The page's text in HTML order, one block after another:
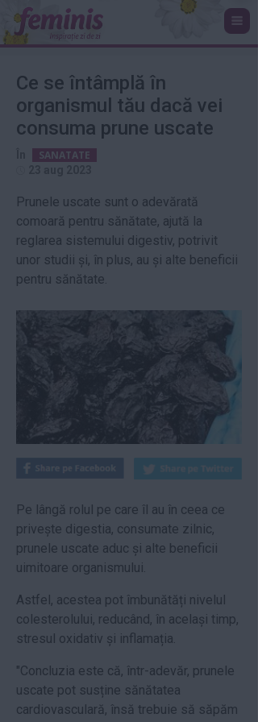
Ce se întâmplă în
organismul tău dacă vei
consuma prune uscate
SANATATE
Prunele uscate sunt o adevărată
comoară pentru sănătate, ajută la
reglarea sistemului digestiv, potrivit
unor studii și, în plus, au și alte beneficii
pentru sănătate.
Pe lângă rolul pe care îl au în ceea ce
privește digestia, consumate zilnic,
prunele uscate aduc și alte beneficii
uimitoare organismului.
Astfel, acestea pot îmbunătăți nivelul
colesterolului, reducând, în același timp,
stresul oxidativ și inflamația.
"Concluzia este că, într-adevăr, prunele
uscate pot susține sănătatea
cardiovasculară, însă trebuie să săpăm